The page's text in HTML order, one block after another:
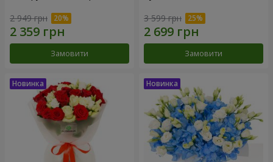
2 949 грн
Замовити
3 599 грн
Замовити